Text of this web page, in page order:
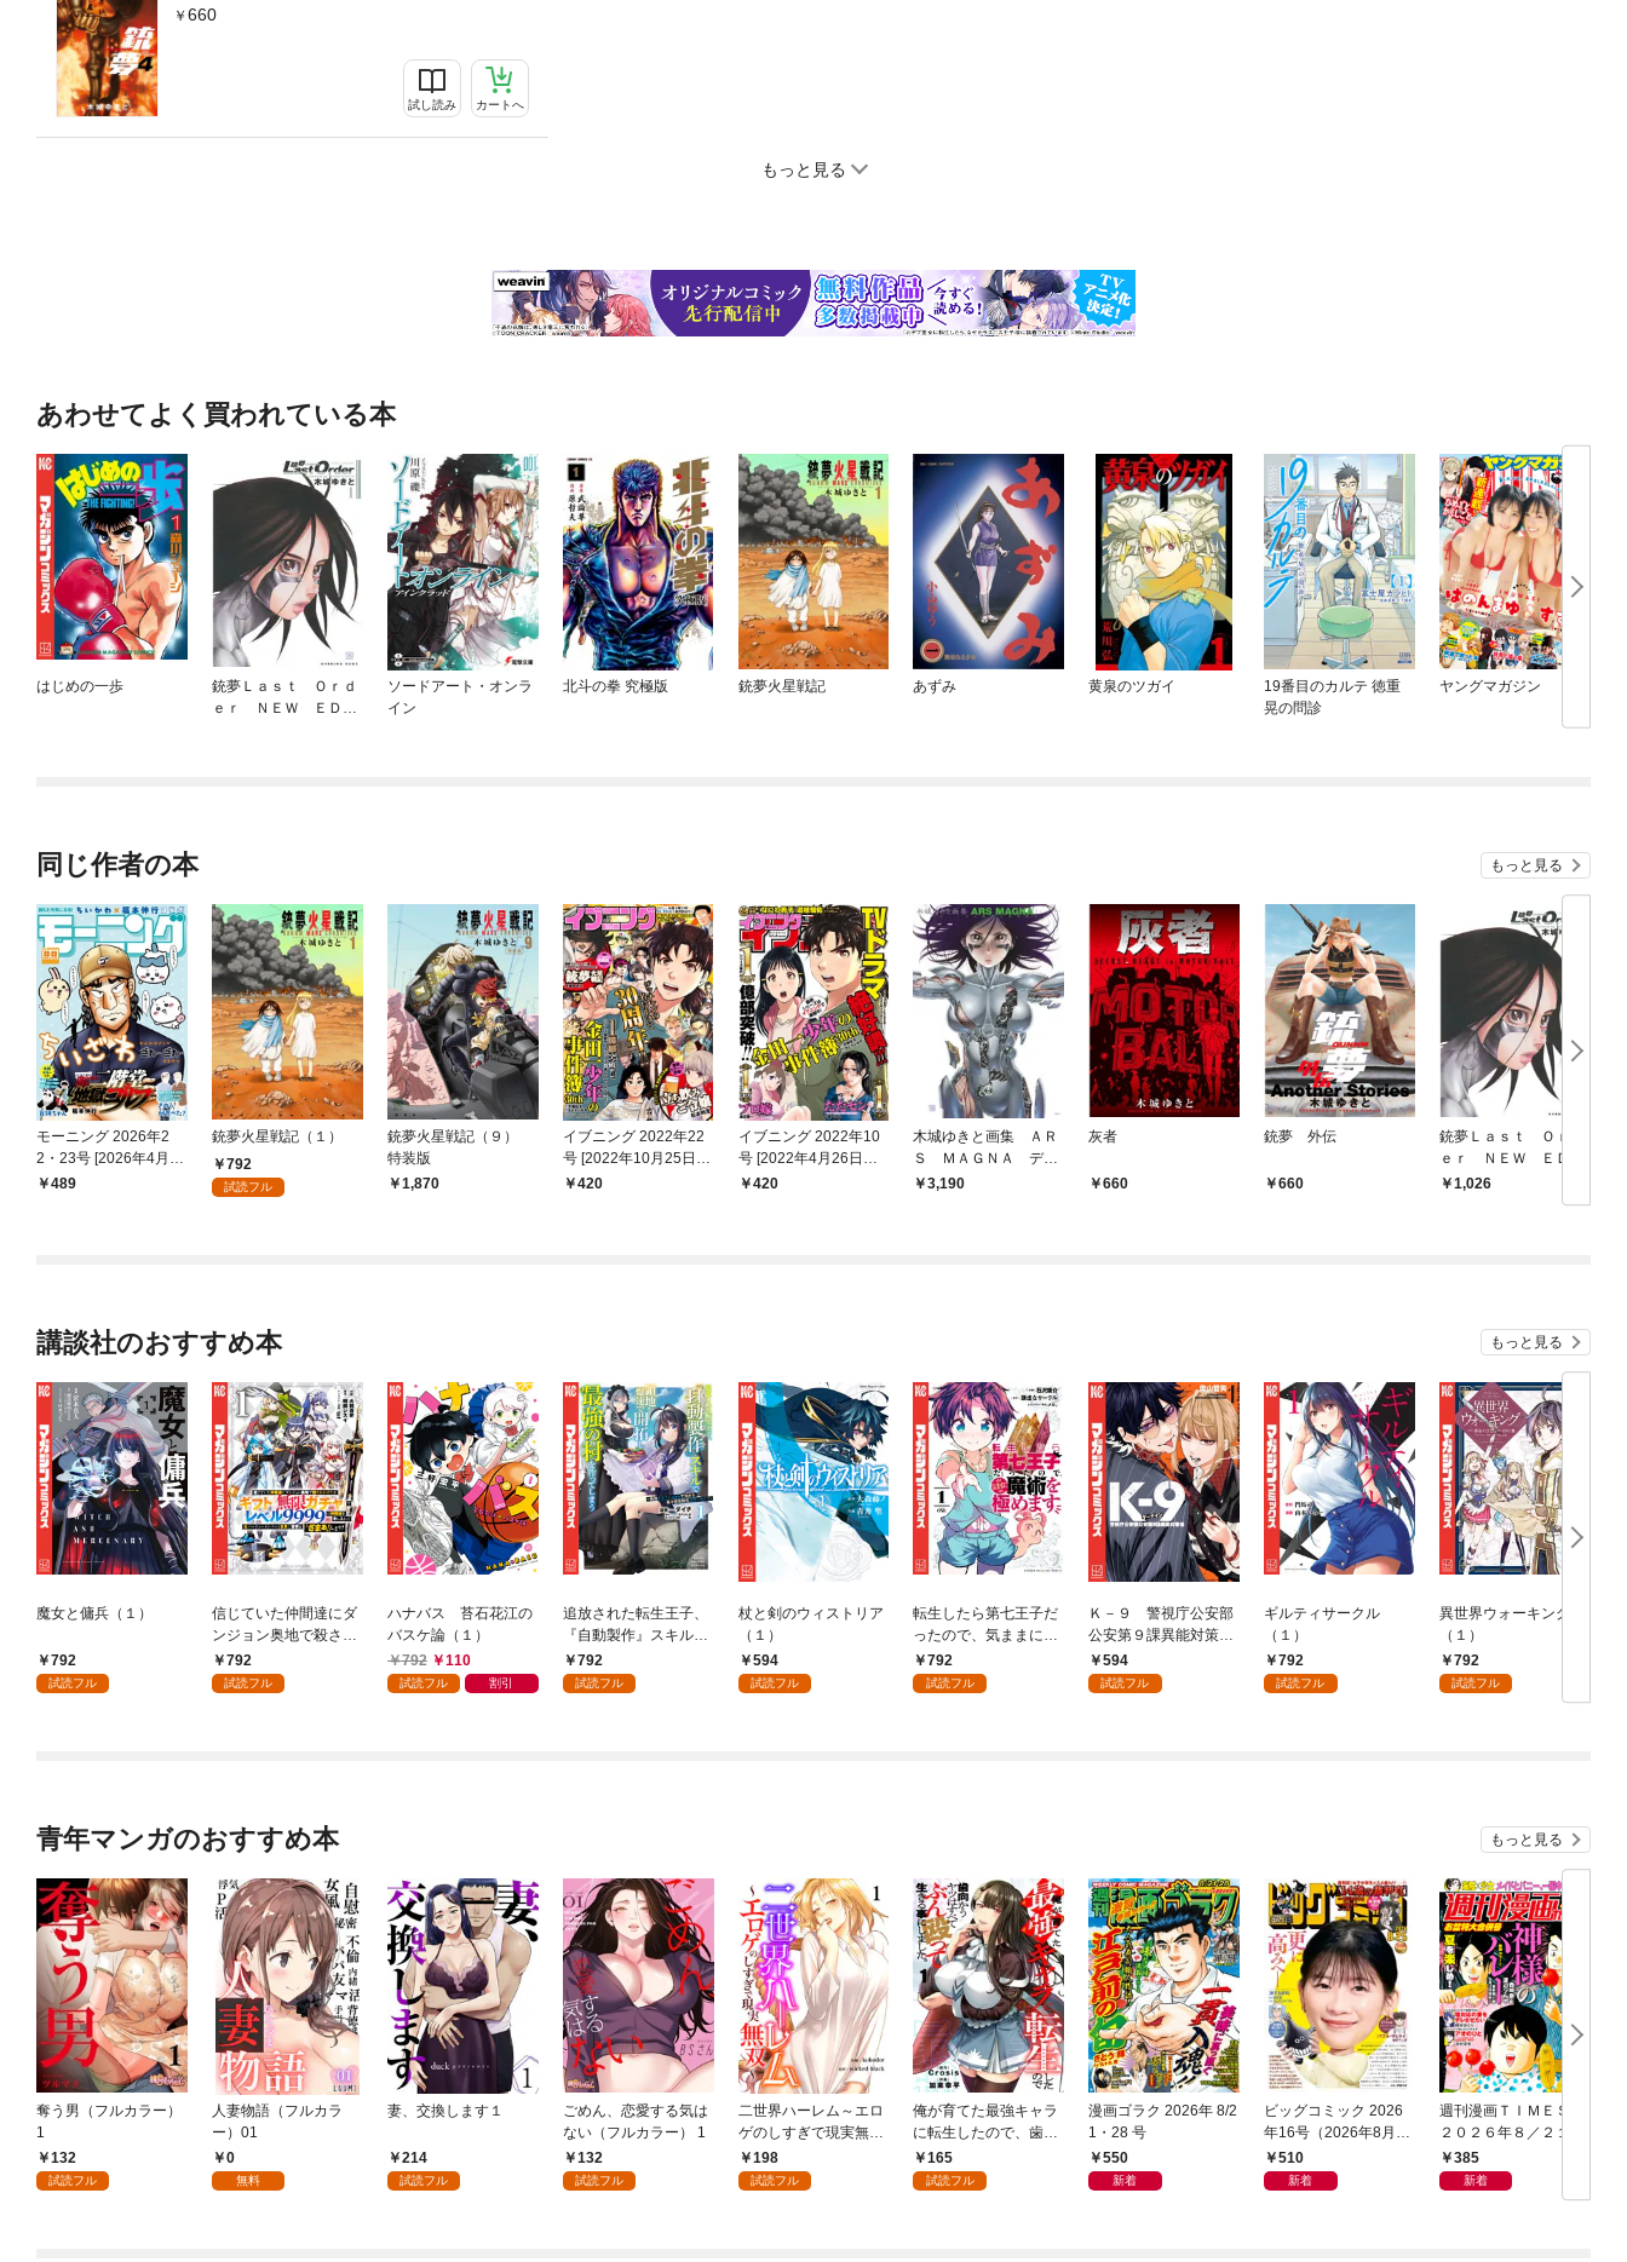
660
試し読み カートへ
もっと見る
あわせてよく買われている本
はじめの一歩
銃夢Ｌａｓｔ Ｏｒｄ
ｅｒ ＮＥＷ ＥＤＩ
ソードアート・オンラ
イン
北斗の拳 究極版 銃夢火星戦記 あずみ 黄泉のツガイ
19番目のカルテ 徳重
晃の問診
ヤングマガジン
同じ作者の本 もっと見る
モーニング 2026年2
2・23号 [2026年4月30
日発売]
489
銃夢火星戦記（１）
792
試読フル
銃夢火星戦記（９）
特装版
1,870
イブニング 2022年22
号 [2022年10月25日発
売]420
イブニング 2022年10
号 [2022年4月26日発
売]420
木城ゆきと画集 ＡＲ
Ｓ ＭＡＧＮＡ デビ
ューから銃夢火星戦記
3,190
灰者
660
銃夢 外伝
660
銃夢Ｌａｓｔ Ｏｒｄ
ｅｒ ＮＥＷ ＥＤＩ
ＴＩＯＮ（１）
1,026
講談社のおすすめ本 もっと見る
魔女と傭兵（１）
792
試読フル
信じていた仲間達にダ
ンジョン奥地で殺され
かけたがギフト『無限
ガチャ』でレベル９９
792
試読フル
ハナバス 苔石花江の
バスケ論（１）
792
110
試読フル 割引
追放された転生王子、
『自動製作』スキルで
領地を爆速で開拓し最
強の村を作ってしまう
792
試読フル
杖と剣のウィストリア
（１）
594
試読フル
転生したら第七王子だ
ったので、気ままに魔
術を極めます（１）
792
試読フル
Ｋ－９ 警視庁公安部
公安第９課異能対策係
（１）
594
試読フル
ギルティサークル
（１）
792
試読フル
異世界ウォーキング
（１）
792
試読フル
青年マンガのおすすめ本 もっと見る
奪う男（フルカラー）
1
132
試読フル
人妻物語（フルカラ
ー）01
0
無料
妻、交換します１
214
試読フル
ごめん、恋愛する気は
ない（フルカラー） 1
132
試読フル
二世界ハーレム～エロ
ゲのしすぎで現実無双
～１198
試読フル
俺が育てた最強キャラ
に転生したので、歯向
かうヤツはすべてぶん
殴って生きる事にしま
165
試読フル
漫画ゴラク 2026年 8/2
1・28 号
550
新着
ビッグコミック 2026
年16号（2026年8月7
日発売）
510
新着
週刊漫画ＴＩＭＥＳ
２０２６年８／２１・
２８合併号
385
新着